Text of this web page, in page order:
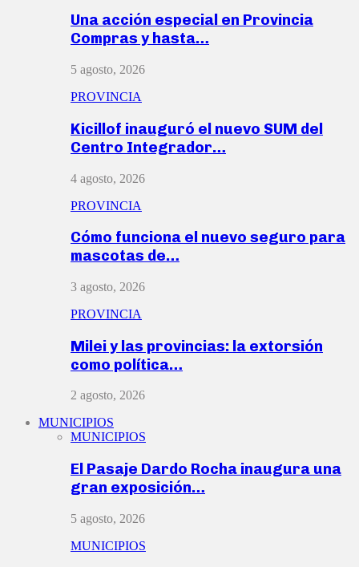
Una acción especial en Provincia
Compras y hasta…
5 agosto, 2026
PROVINCIA
Kicillof inauguró el nuevo SUM del
Centro Integrador…
4 agosto, 2026
PROVINCIA
Cómo funciona el nuevo seguro para
mascotas de…
3 agosto, 2026
PROVINCIA
Milei y las provincias: la extorsión
como política…
2 agosto, 2026
MUNICIPIOS
MUNICIPIOS
El Pasaje Dardo Rocha inaugura una
gran exposición…
5 agosto, 2026
MUNICIPIOS